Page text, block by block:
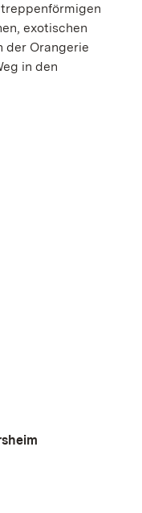
exotischen
der Orangerie
in den